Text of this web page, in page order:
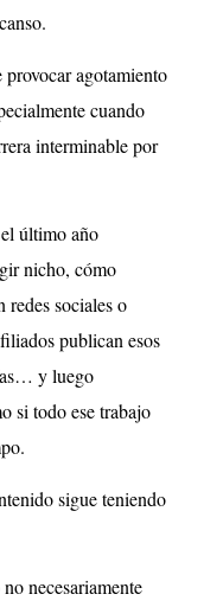
agotamiento
cuando
interminable por
último año
nicho, cómo
redes sociales o
publican esos
y luego
si todo ese trabajo
sigue teniendo
necesariamente